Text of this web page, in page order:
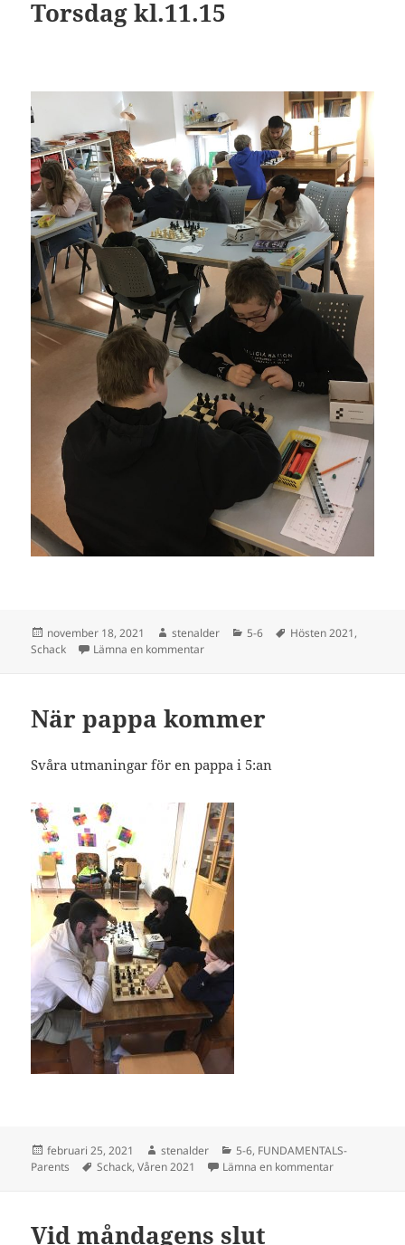
Torsdag kl.11.15
Postat
november 18, 2021 Författare
stenalder Kategorier
5-6 Taggar
Hösten 2021,
Schack
Lämna en kommentartill Torsdag kl.11.15
När pappa kommer
Svåra utmaningar för en pappa i 5:an
Postat
februari 25, 2021 Författare
stenalder Kategorier
5-6, FUNDAMENTALS-
Parents
Taggar
Schack,Våren 2021 Lämna en kommentartill När pappa
Vid måndagens slut